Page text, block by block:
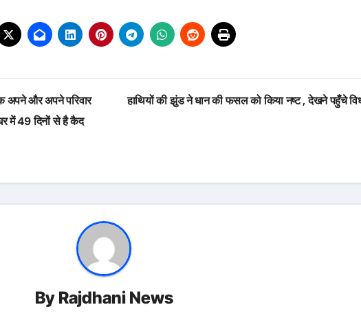
अपने और अपने परिवार
में 49 दिनों से है कैद
हाथियों की झुंड ने धान की फसल को किया नष्ट , देखने पहुँचे
By Rajdhani News